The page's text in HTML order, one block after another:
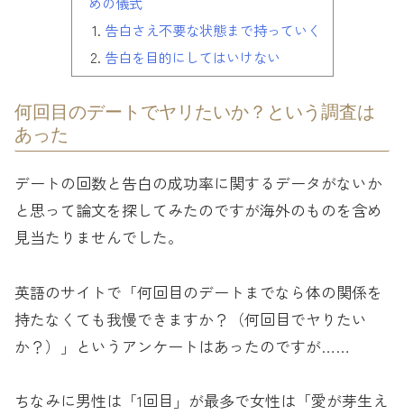
告白さえ不要な状態まで持っていく
告白を目的にしてはいけない
何回目のデートでヤリたいか？という調査は
あった
デートの回数と告白の成功率に関するデータがないか
と思って論文を探してみたのですが海外のものを含め
見当たりませんでした。
英語のサイトで「何回目のデートまでなら体の関係を
持たなくても我慢できますか？（何回目でヤりたい
か？）」というアンケートはあったのですが……
ちなみに男性は「1回目」が最多で女性は「愛が芽生え